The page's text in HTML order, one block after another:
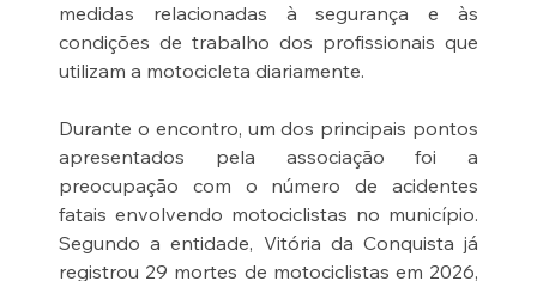
medidas relacionadas à segurança e às
condições de trabalho dos profissionais que
utilizam a motocicleta diariamente.
Durante o encontro, um dos principais pontos
apresentados pela associação foi a
preocupação com o número de acidentes
fatais envolvendo motociclistas no município.
Segundo a entidade, Vitória da Conquista já
registrou 29 mortes de motociclistas em 2026,